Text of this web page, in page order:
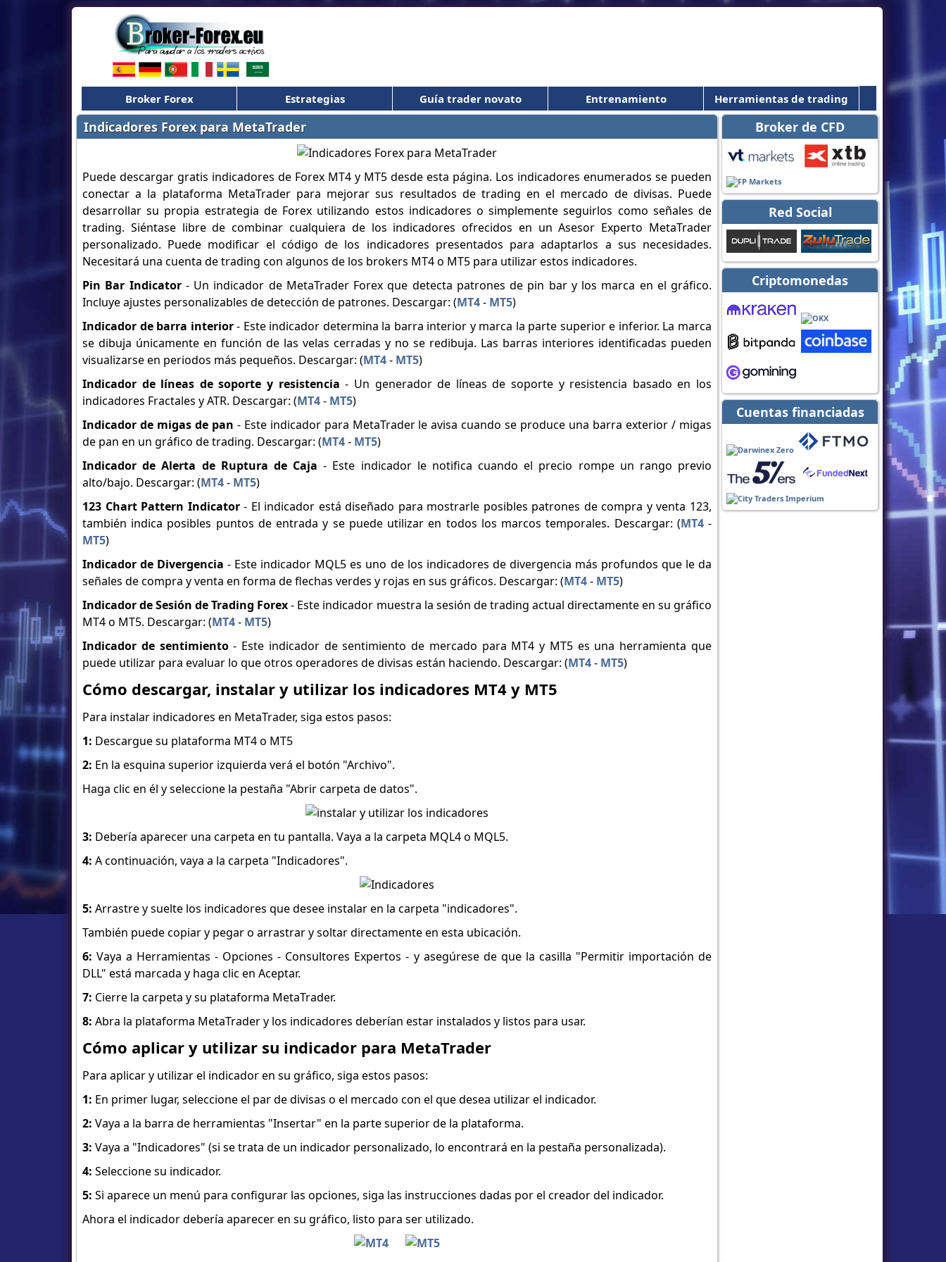
Broker Forex Estrategias Guía trader novato Entrenamiento Herramientas de trading
Broker de CFD
Red Social
Criptomonedas
Cuentas financiadas
Indicadores Forex para MetaTrader
Puede descargar gratis indicadores de Forex MT4 y MT5 desde esta página. Los indicadores enumerados se pueden
conectar a la plataforma MetaTrader para mejorar sus resultados de trading en el mercado de divisas. Puede
desarrollar su propia estrategia de Forex utilizando estos indicadores o simplemente seguirlos como señales de
trading. Siéntase libre de combinar cualquiera de los indicadores ofrecidos en un Asesor Experto MetaTrader
personalizado. Puede modificar el código de los indicadores presentados para adaptarlos a sus necesidades.
Necesitará una cuenta de trading con algunos de los brokers MT4 o MT5 para utilizar estos indicadores.
Pin Bar Indicator- Un indicador de MetaTrader Forex que detecta patrones de pin bar y los marca en el gráfico.
Incluye ajustes personalizables de detección de patrones. Descargar: (MT4- MT5)
Indicador de barra interior- Este indicador determina la barra interior y marca la parte superior e inferior. La marca
se dibuja únicamente en función de las velas cerradas y no se redibuja. Las barras interiores identificadas pueden
visualizarse en periodos más pequeños. Descargar: (MT4- MT5)
Indicador de líneas de soporte y resistencia- Un generador de líneas de soporte y resistencia basado en los
indicadores Fractales y ATR. Descargar: (MT4- MT5)
Indicador de migas de pan - Este indicador para MetaTrader le avisa cuando se produce una barra exterior / migas
de pan en un gráfico de trading. Descargar: (MT4- MT5)
Indicador de Alerta de Ruptura de Caja- Este indicador le notifica cuando el precio rompe un rango previo
alto/bajo. Descargar: (MT4- MT5)
123 Chart Pattern Indicator- El indicador está diseñado para mostrarle posibles patrones de compra y venta 123,
también indica posibles puntos de entrada y se puede utilizar en todos los marcos temporales. Descargar: (MT4-
MT5)
Indicador de Divergencia - Este indicador MQL5 es uno de los indicadores de divergencia más profundos que le da
señales de compra y venta en forma de flechas verdes y rojas en sus gráficos. Descargar: (MT4- MT5)
Indicador de Sesión de Trading Forex- Este indicador muestra la sesión de trading actual directamente en su gráfico
MT4 o MT5. Descargar: (MT4- MT5)
Indicador de sentimiento- Este indicador de sentimiento de mercado para MT4 y MT5 es una herramienta que
puede utilizar para evaluar lo que otros operadores de divisas están haciendo. Descargar: (MT4- MT5)
Cómo descargar, instalar y utilizar los indicadores MT4 y MT5
Para instalar indicadores en MetaTrader, siga estos pasos:
1: Descargue su plataforma MT4 o MT5
2: En la esquina superior izquierda verá el botón "Archivo".
Haga clic en él y seleccione la pestaña "Abrir carpeta de datos".
3: Debería aparecer una carpeta en tu pantalla. Vaya a la carpeta MQL4 o MQL5.
4: A continuación, vaya a la carpeta "Indicadores".
5: Arrastre y suelte los indicadores que desee instalar en la carpeta "indicadores".
También puede copiar y pegar o arrastrar y soltar directamente en esta ubicación.
6: Vaya a Herramientas - Opciones - Consultores Expertos - y asegúrese de que la casilla "Permitir importación de
DLL" está marcada y haga clic en Aceptar.
7: Cierre la carpeta y su plataforma MetaTrader.
8: Abra la plataforma MetaTrader y los indicadores deberían estar instalados y listos para usar.
Cómo aplicar y utilizar su indicador para MetaTrader
Para aplicar y utilizar el indicador en su gráfico, siga estos pasos:
1: En primer lugar, seleccione el par de divisas o el mercado con el que desea utilizar el indicador.
2: Vaya a la barra de herramientas "Insertar" en la parte superior de la plataforma.
3: Vaya a "Indicadores" (si se trata de un indicador personalizado, lo encontrará en la pestaña personalizada).
4: Seleccione su indicador.
5: Si aparece un menú para configurar las opciones, siga las instrucciones dadas por el creador del indicador.
Ahora el indicador debería aparecer en su gráfico, listo para ser utilizado.